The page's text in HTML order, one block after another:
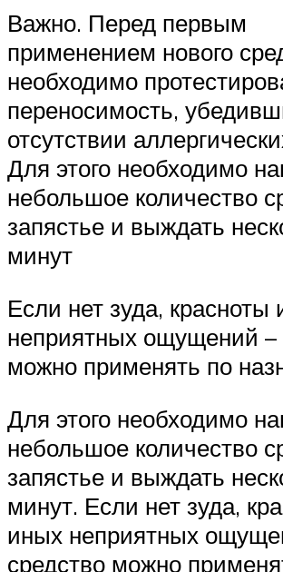
Важно. Перед первым
применением нового
необходимо
переносимость,
отсутствии
Для этого необходимо
небольшое количество
запястье и выждать
минут
Если нет зуда,
неприятных ощущений –
можно применять по
Для этого необходимо
небольшое количество
запястье и выждать
минут. Если нет зуда,
иных неприятных
средство можно